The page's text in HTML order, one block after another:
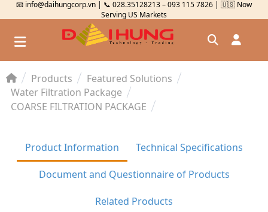
📧 info@daihungcorp.vn | 📞 028.35128213 – 093 115 7826 | 🇺🇸 Now
Serving US Markets
Đăng nhập
Đăng ký
Products
Featured Solutions
Water Filtration Package
COARSE FILTRATION PACKAGE
Product Information Technical Specifications
Document and Questionnaire of Products
Related Products